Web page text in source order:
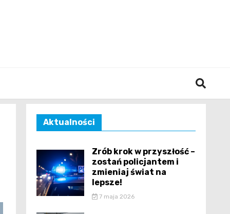
Aktualności
Zrób krok w przyszłość –
zostań policjantem i
zmieniaj świat na
lepsze!
7 maja 2026